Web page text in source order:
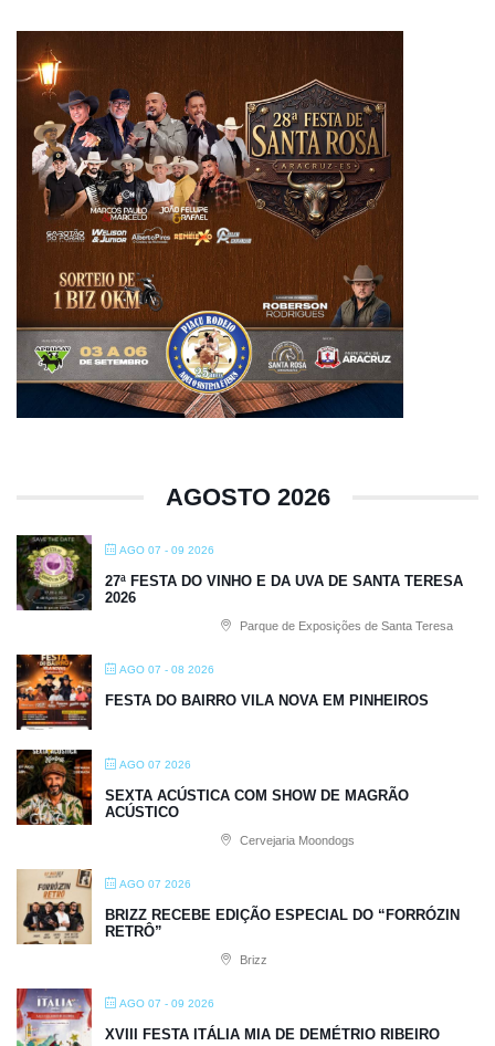
AGOSTO 2026
AGO 07 - 09 2026
27ª FESTA DO VINHO E DA UVA DE SANTA TERESA
2026
Parque de Exposições de Santa Teresa
AGO 07 - 08 2026
FESTA DO BAIRRO VILA NOVA EM PINHEIROS
AGO 07 2026
SEXTA ACÚSTICA COM SHOW DE MAGRÃO
ACÚSTICO
Cervejaria Moondogs
AGO 07 2026
BRIZZ RECEBE EDIÇÃO ESPECIAL DO “FORRÓZIN
RETRÔ”
Brizz
AGO 07 - 09 2026
XVIII FESTA ITÁLIA MIA DE DEMÉTRIO RIBEIRO